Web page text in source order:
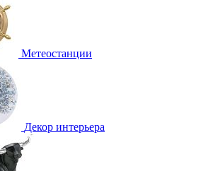
Метеостанции
Декор интерьера